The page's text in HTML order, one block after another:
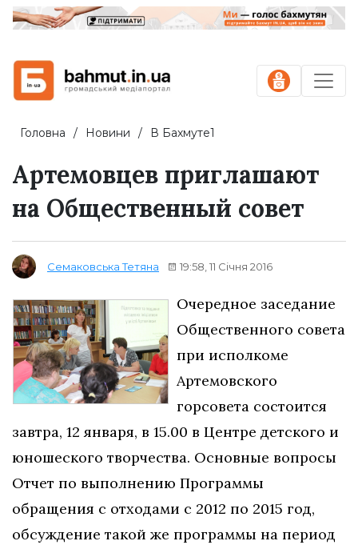
Головна Новини В Бахмуте1
Артемовцев приглашают
на Общественный совет
Семаковська Тетяна 19:58, 11 Січня 2016
Очередное заседание
Общественного совета
при исполкоме
Артемовского
горсовета состоится
завтра, 12 января, в 15.00 в Центре детского и
юношеского творчества. Основные вопросы
Отчет по выполнению Программы
обращения с отходами с 2012 по 2015 год,
обсуждение такой же программы на период